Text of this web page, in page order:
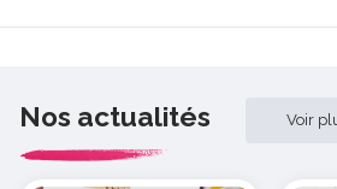
Nos actualités Voir